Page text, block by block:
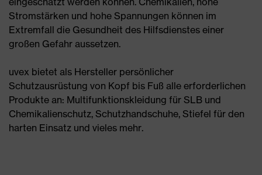
Stromstärken und hohe Spannungen können im
Extremfall die Gesundheit des Hilfsdienstes einer
großen Gefahr aussetzen.
uvex bietet als Hersteller persönlicher
Schutzausrüstung von Kopf bis Fuß alle erforderlichen
Produkte an: Multifunktionskleidung für SLB und
Chemikalienschutz, Schutzhandschuhe, Stiefel für den
harten Einsatz und vieles mehr.